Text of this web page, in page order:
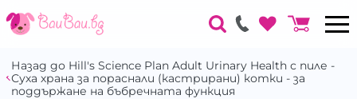
Назад до Hill's Science Plan Adult Urinary Health с пиле -
Суха храна за пораснали (кастрирани) котки - за
поддържане на бъбречната функция